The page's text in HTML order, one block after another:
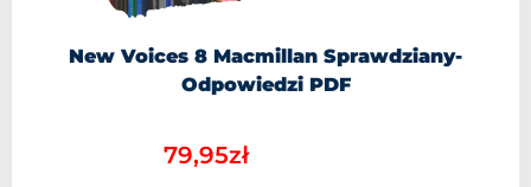
New Voices 8 Macmillan Sprawdziany-
Odpowiedzi PDF
79,95zł